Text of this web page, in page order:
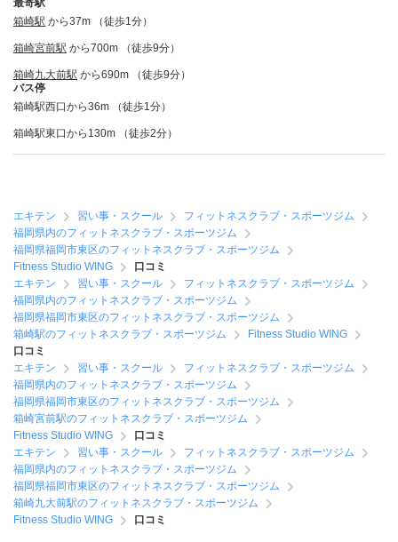
最寄駅
箱崎駅 から37m （徒歩1分）
箱崎宮前駅 から700m （徒歩9分）
箱崎九大前駅 から690m （徒歩9分）
バス停
箱崎駅西口から36m （徒歩1分）
箱崎駅東口から130m （徒歩2分）
エキテン 習い事・スクール
フィットネスクラブ・スポーツジム
福岡県内のフィットネスクラブ・スポーツジム
福岡県福岡市東区のフィットネスクラブ・スポーツジム
Fitness Studio WING
口コミ
エキテン
習い事・スクール
フィットネスクラブ・スポーツジム
福岡県内のフィットネスクラブ・スポーツジム
福岡県福岡市東区のフィットネスクラブ・スポーツジム
箱崎駅のフィットネスクラブ・スポーツジム
Fitness Studio WING
口コミ
エキテン
習い事・スクール
フィットネスクラブ・スポーツジム
福岡県内のフィットネスクラブ・スポーツジム
福岡県福岡市東区のフィットネスクラブ・スポーツジム
箱崎宮前駅のフィットネスクラブ・スポーツジム
Fitness Studio WING
口コミ
エキテン
習い事・スクール
フィットネスクラブ・スポーツジム
福岡県内のフィットネスクラブ・スポーツジム
福岡県福岡市東区のフィットネスクラブ・スポーツジム
箱崎九大前駅のフィットネスクラブ・スポーツジム
Fitness Studio WING
口コミ